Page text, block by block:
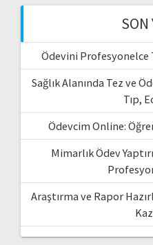
SON
Ödevini Profesyonelce
Sağlık Alanında Tez ve
Tıp,
Ödevcim Online:
Mimarlık Ödev
Araştırma ve Rapor